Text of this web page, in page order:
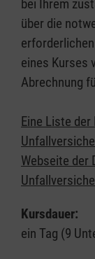
bei Ihrem
über die
eines Kurses
Abrechnung
Eine Liste
Webseite der
Kursdauer:
ein Tag (9